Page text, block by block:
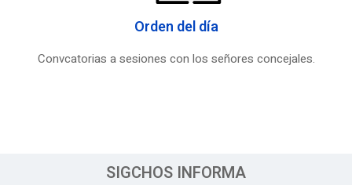
Orden del día
Convcatorias a sesiones con los señores concejales.
SIGCHOS INFORMA